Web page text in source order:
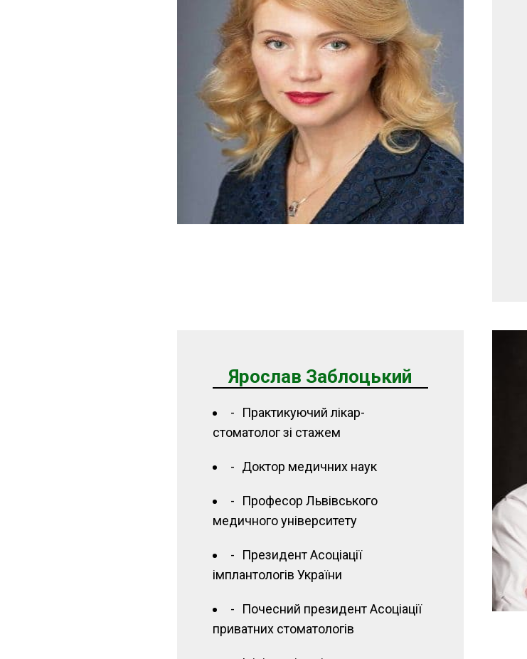
Ярослав Заблоцький
Практикуючий лікар-
стоматолог зі стажем
Доктор медичних наук
Професор Львівського
медичного університету
Президент Асоціації
імплантологів України
Почесний президент Асоціації
приватних стоматологів